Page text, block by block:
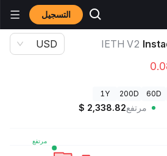
التسجيل
IETH V2
USD
60D
200D
1Y
مرتفع $ 2,338.82